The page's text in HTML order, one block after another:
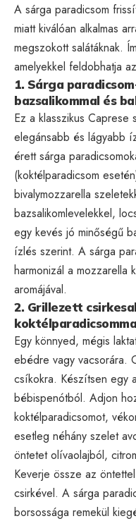
A sárga paradicsom
miatt kiválóan alkalmas
megszokott salátáknak.
amelyekkel feldobhatja
1. Sárga
bazsalikommal és
Ez a klasszikus Caprese
elegánsabb és lágyabb
érett sárga
(koktélparadicsom
bivalymozzarella
bazsalikomlevelekkel,
egy kevés jó minőségű
ízlés szerint. A sárga
harmonizál a mozzarella
aromájával.
2. Grillezett
Egy könnyed, mégis
ebédre vagy vacsorára.
csíkokra. Készítsen egy
bébispenótból. Adjon
koktélparadicsomot,
esetleg néhány szelet
öntetet olívaolajból,
Keverje össze az
csirkével. A sárga
borsossága remekül